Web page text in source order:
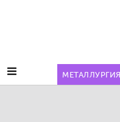
МЕТАЛЛУРГИЯ